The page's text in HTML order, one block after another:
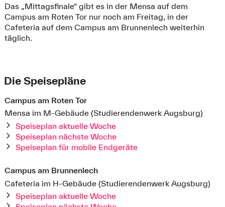
Das „Mittagsfinale“ gibt es in der Mensa auf dem
Campus am Roten Tor nur noch am Freitag, in der
Cafeteria auf dem Campus am Brunnenlech weiterhin
täglich.
Die Speisepläne
Campus am Roten Tor
Mensa im M-Gebäude (Studierendenwerk Augsburg)
Speiseplan aktuelle Woche
Speiseplan nächste Woche
Speiseplan für mobile Endgeräte
Campus am Brunnenlech
Cafeteria im H-Gebäude (Studierendenwerk Augsburg)
Speiseplan aktuelle Woche